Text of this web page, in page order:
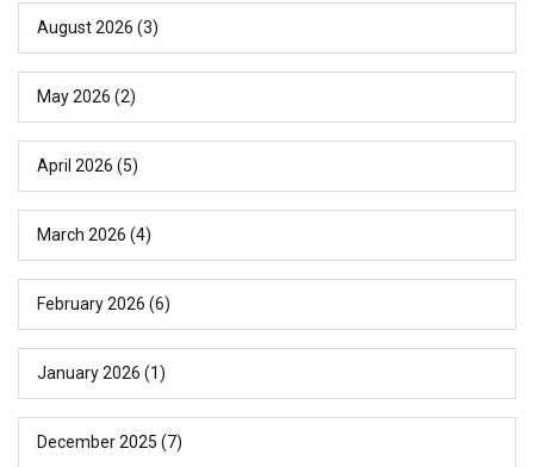
August 2026 (3)
May 2026 (2)
April 2026 (5)
March 2026 (4)
February 2026 (6)
January 2026 (1)
December 2025 (7)